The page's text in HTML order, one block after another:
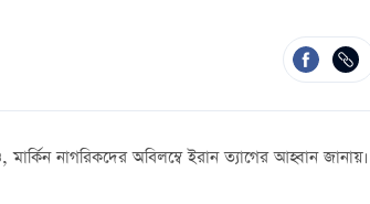
নাগরিকদের অবিলম্বে ইরান ত্যাগের আহ্বান জানায়।